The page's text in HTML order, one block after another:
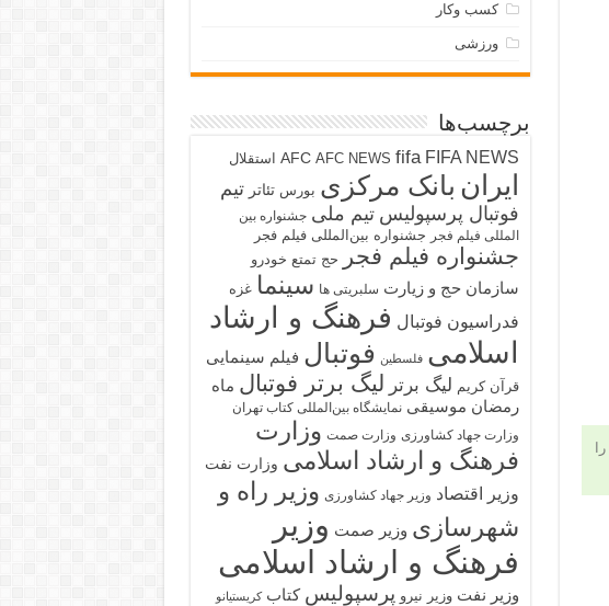
را
کسب وکار
ورزشی
برچسب‌ها
AFC AFC NEWS fifa FIFA NEWS استقلال
ایران بانک مرکزی بورس تئاتر تیم
فوتبال پرسپولیس تیم ملی جشنواره بین
المللی فیلم فجر جشنواره بین‌المللی فیلم فجر
جشنواره فیلم فجر حج تمتع خودرو
سازمان حج و زیارت سلبریتی ها سینما غزه
فدراسیون فوتبال فرهنگ و ارشاد
اسلامی فلسطین فوتبال فیلم سینمایی
قرآن کریم لیگ برتر لیگ برتر فوتبال ماه
رمضان موسیقی نمایشگاه بین‌المللی کتاب تهران
وزارت جهاد کشاورزی وزارت صمت وزارت
فرهنگ و ارشاد اسلامی وزارت نفت
وزیر اقتصاد وزیر جهاد کشاورزی وزیر راه و
شهرسازی وزیر صمت وزیر
فرهنگ و ارشاد اسلامی
وزیر نفت وزیر نیرو پرسپولیس کتاب کریستیانو